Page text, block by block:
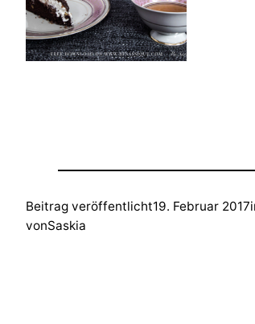
Beitrag veröffentlicht19. Februar 2017
vonSaskia